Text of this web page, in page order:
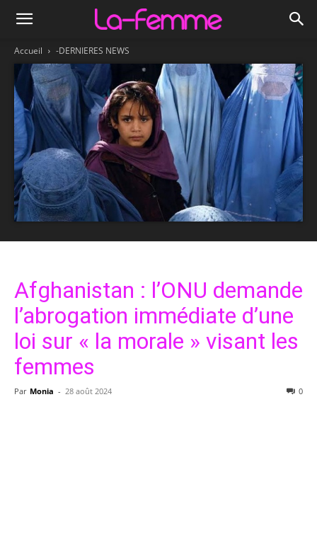
Accueil -DERNIERES NEWS
Afghanistan : l’ONU demande
l’abrogation immédiate d’une
loi sur « la morale » visant les
femmes
Par Monia - 28 août 2024 0